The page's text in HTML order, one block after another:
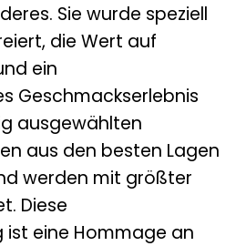
Sie wurde speziell
die Wert auf
ein
Geschmackserlebnis
ausgewählten
aus den besten Lagen
werden mit größter
Diese
eine Hommage an